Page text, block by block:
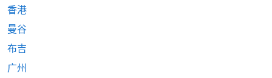
香港
曼谷
布吉
广州